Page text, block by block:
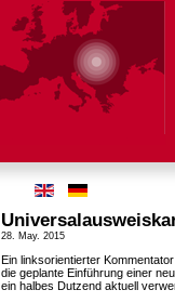
28. May. 2015
Ein linksorientierter
die geplante Einführung einer
ein halbes Dutzend aktuell